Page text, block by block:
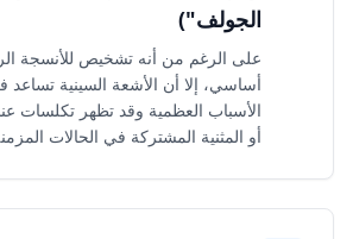
الجولف")
على الرغم من أنه تشخيص للأنسجة
أساسي، إلا أن الأشعة السينية تساعد
الأسباب العظمية وقد تظهر تكلسات
أو المثنية المشتركة في الحالات